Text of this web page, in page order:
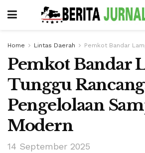
Home Lintas Daerah Pemkot Bandar
Pemkot Bandar
Tunggu
Pengelolaan
Modern
14 September 2025